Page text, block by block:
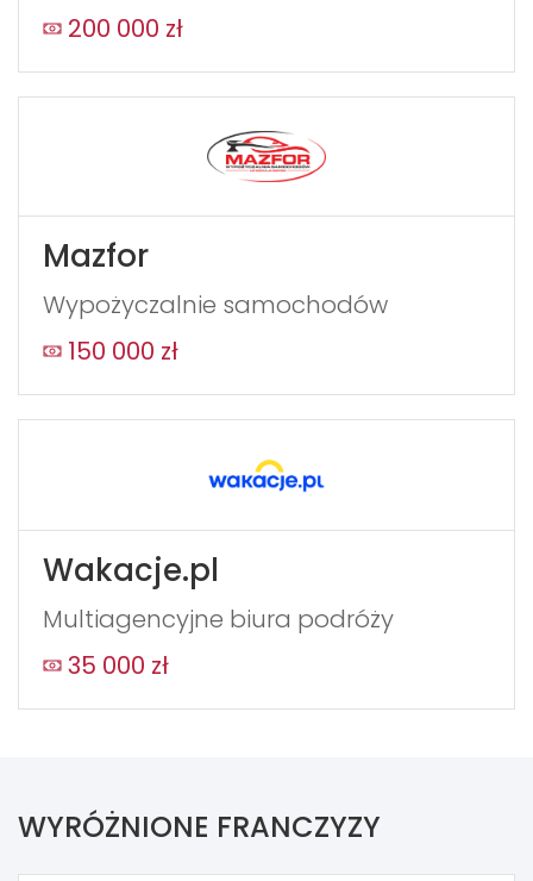
200 000 zł
Mazfor
Wypożyczalnie samochodów
150 000 zł
Wakacje.pl
Multiagencyjne biura podróży
35 000 zł
WYRÓŻNIONE FRANCZYZY